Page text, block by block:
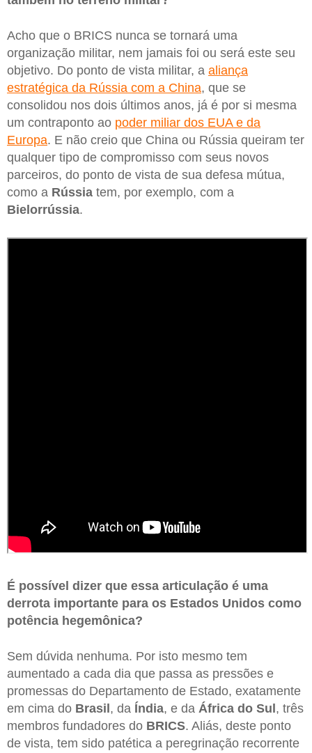
Acho que o BRICS nunca se tornará uma
organização militar, nem jamais foi ou será este seu
objetivo. Do ponto de vista militar, a aliança
estratégica da Rússia com a China, que se
consolidou nos dois últimos anos, já é por si mesma
um contraponto ao poder miliar dos EUA e da
Europa. E não creio que China ou Rússia queiram ter
qualquer tipo de compromisso com seus novos
parceiros, do ponto de vista de sua defesa mútua,
como a Rússia tem, por exemplo, com a
Bielorrússia.
É possível dizer que essa articulação é uma
derrota importante para os Estados Unidos como
potência hegemônica?
Sem dúvida nenhuma. Por isto mesmo tem
aumentado a cada dia que passa as pressões e
promessas do Departamento de Estado, exatamente
em cima do Brasil , da Índia, e da África do Sul , três
membros fundadores do BRICS. Aliás, deste ponto
de vista, tem sido patética a peregrinação recorrente